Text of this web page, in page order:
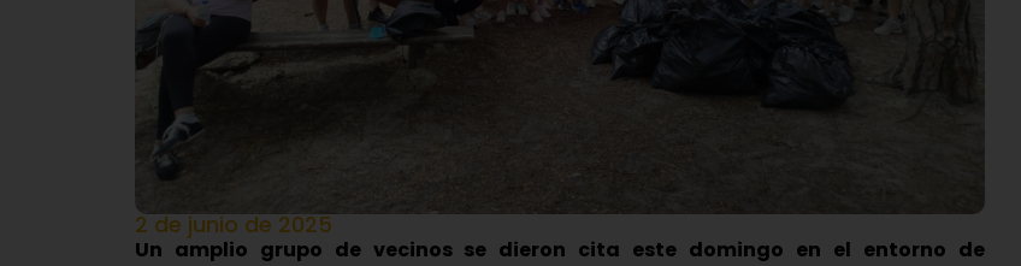
2 de junio de 2025
Un amplio grupo de vecinos se dieron cita este domingo en el entorno de